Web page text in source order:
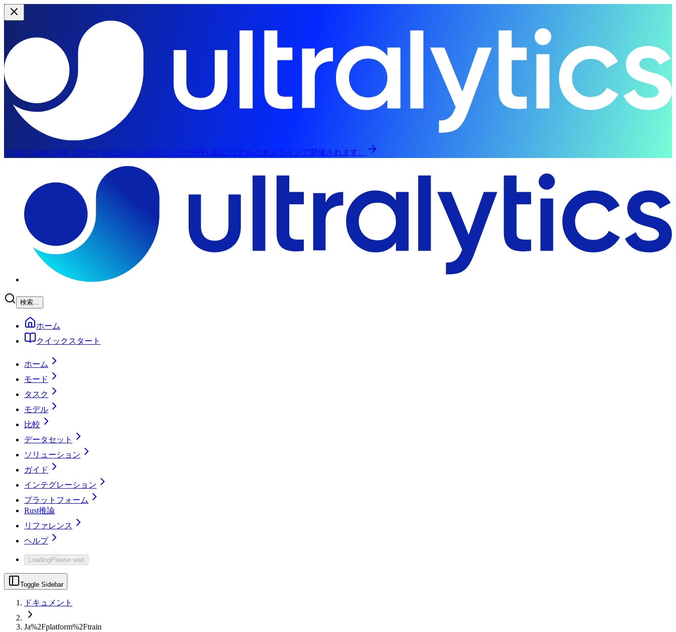
YOLO Vision 2026: グローバルビジョンAIイベントが9月13日にリアルとオンラインで開催されます。
検索...
ホーム
クイックスタート
ホーム
モード
タスク
モデル
比較
データセット
ソリューション
ガイド
インテグレーション
プラットフォーム
Rust推論
リファレンス
ヘルプ
LoadingPlease wait
Toggle Sidebar
ドキュメント
Ja%2Fplatform%2Ftrain